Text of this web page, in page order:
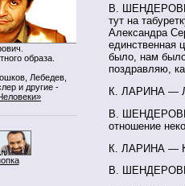
образа.
Лебедев,
и другие -
В.
тут на
Александра
единственная
было, нам
поздравляю,
К. ЛАРИНА —
В.
отношение
К. ЛАРИНА —
В.